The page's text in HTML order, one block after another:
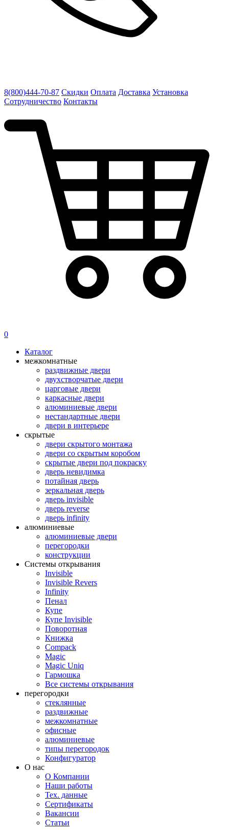
8(800)444-70-87 Скидки Оплата Доставка Установка
Сотрудничество Контакты
0
Каталог
межкомнатные
раздвижные двери
двухстворчатые двери
царговые двери
каркасные двери
алюминиевые двери
нестандартные двери
двери в интерьере
скрытые
двери скрытого монтажа
двери со скрытым коробом
скрытые двери под покраску
дверь невидимка
потайная дверь
зеркальная дверь
дверь invisible
дверь reverse
дверь infinity
алюминиевые
алюминиевые двери
перегородки
конструкции
Системы открывания
Invisible
Invisible Revers
Infinity
Пенал
Купе
Купе Invisible
Поворотная
Книжка
Compack
Magic
Magic Uniq
Гармошка
Все системы открывания
перегородки
стеклянные
раздвижные
межкомнатные
офисные
алюминиевые
типы перегородок
Конфигуратор
О нас
О Компании
Наши работы
Тех. данные
Сертификаты
Вакансии
Статьи